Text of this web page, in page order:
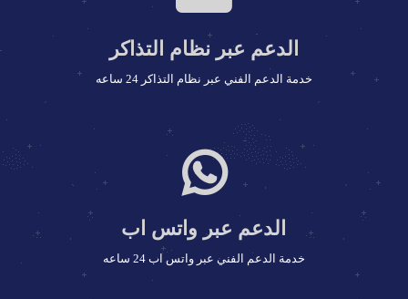
الدعم عبر نظام التذاكر
خدمة الدعم الفني عبر نظام التذاكر 24 ساعه
الدعم عبر واتس اب
خدمة الدعم الفني عبر واتس اب 24 ساعه